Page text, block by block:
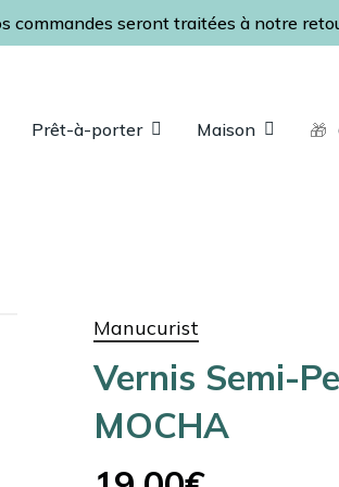
commandes seront traitées à notre
Prêt-à-porter Maison 🎁
Panier
Manucurist
Vernis Semi-
MOCHA